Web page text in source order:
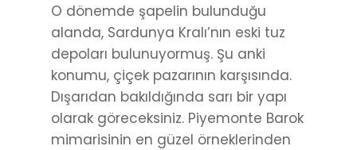
O dönemde şapelin bulunduğu
alanda, Sardunya Kralı’nın eski tuz
depoları bulunuyormuş. Şu anki
konumu, çiçek pazarının karşısında.
Dışarıdan bakıldığında sarı bir yapı
olarak göreceksiniz. Piyemonte Barok
mimarisinin en güzel örneklerinden